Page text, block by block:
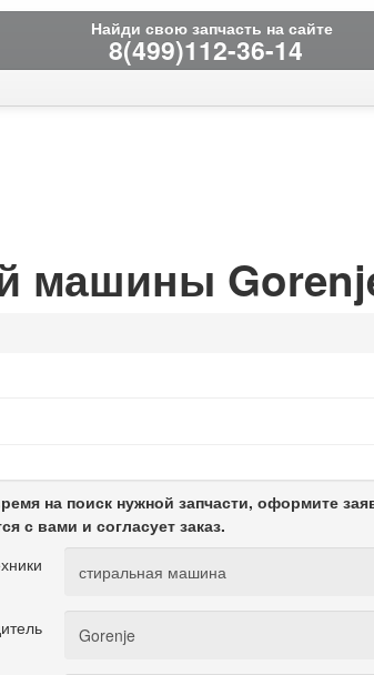
Найди свою запчасть на сайте
8(499)112-36-14
машины
на поиск нужной запчасти, оформите
с вами и согласует заказ.